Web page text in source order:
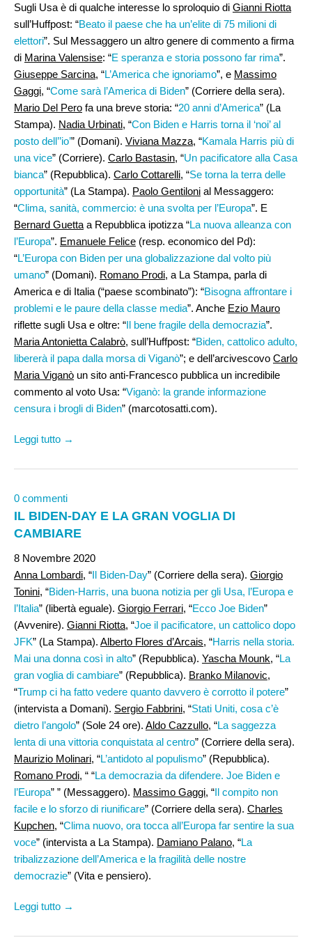
Sugli Usa è di qualche interesse lo sproloquio di Gianni Riotta
sull’Huffpost: “Beato il paese che ha un’elite di 75 milioni di
elettori”. Sul Messaggero un altro genere di commento a firma
di Marina Valensise: “E speranza e storia possono far rima”.
Giuseppe Sarcina, “L’America che ignoriamo”, e Massimo
Gaggi, “Come sarà l’America di Biden” (Corriere della sera).
Mario Del Pero fa una breve storia: “20 anni d’America” (La
Stampa). Nadia Urbinati, “Con Biden e Harris torna il ‘noi’ al
posto dell’’io’” (Domani). Viviana Mazza, “Kamala Harris più di
una vice” (Corriere). Carlo Bastasin, “Un pacificatore alla Casa
bianca” (Repubblica). Carlo Cottarelli, “Se torna la terra delle
opportunità” (La Stampa). Paolo Gentiloni al Messaggero:
“Clima, sanità, commercio: è una svolta per l’Europa”. E
Bernard Guetta a Repubblica ipotizza “La nuova alleanza con
l’Europa”. Emanuele Felice (resp. economico del Pd):
“L’Europa con Biden per una globalizzazione dal volto più
umano” (Domani). Romano Prodi, a La Stampa, parla di
America e di Italia (“paese scombinato”): “Bisogna affrontare i
problemi e le paure della classe media”. Anche Ezio Mauro
riflette sugli Usa e oltre: “Il bene fragile della democrazia”.
Maria Antonietta Calabrò, sull’Huffpost: “Biden, cattolico adulto,
libererà il papa dalla morsa di Viganò”; e dell’arcivescovo Carlo
Maria Viganò un sito anti-Francesco pubblica un incredibile
commento al voto Usa: “Viganò: la grande informazione
censura i brogli di Biden” (marcotosatti.com).
Leggi tutto →
0 commenti
IL BIDEN-DAY E LA GRAN VOGLIA DI
CAMBIARE
8 Novembre 2020
Anna Lombardi, “Il Biden-Day” (Corriere della sera). Giorgio
Tonini, “Biden-Harris, una buona notizia per gli Usa, l’Europa e
l’Italia” (libertà eguale). Giorgio Ferrari, “Ecco Joe Biden”
(Avvenire). Gianni Riotta, “Joe il pacificatore, un cattolico dopo
JFK” (La Stampa). Alberto Flores d’Arcais, “Harris nella storia.
Mai una donna così in alto” (Repubblica). Yascha Mounk, “La
gran voglia di cambiare” (Repubblica). Branko Milanovic,
“Trump ci ha fatto vedere quanto davvero è corrotto il potere”
(intervista a Domani). Sergio Fabbrini, “Stati Uniti, cosa c’è
dietro l’angolo” (Sole 24 ore). Aldo Cazzullo, “La saggezza
lenta di una vittoria conquistata al centro” (Corriere della sera).
Maurizio Molinari, “L’antidoto al populismo” (Repubblica).
Romano Prodi, “ “La democrazia da difendere. Joe Biden e
l’Europa” ” (Messaggero). Massimo Gaggi, “Il compito non
facile e lo sforzo di riunificare” (Corriere della sera). Charles
Kupchen, “Clima nuovo, ora tocca all’Europa far sentire la sua
voce” (intervista a La Stampa). Damiano Palano, “La
tribalizzazione dell’America e la fragilità delle nostre
democrazie” (Vita e pensiero).
Leggi tutto →